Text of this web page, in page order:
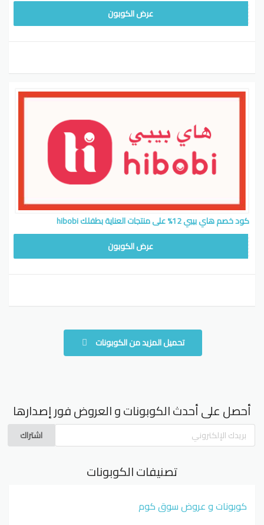
عرض الكوبون
كود خصم هاي بيبي 12% على منتجات العناية بطفلك hibobi
عرض الكوبون
تحميل المزيد من الكوبونات
أحصل على أحدث الكوبونات و العروض فور إصدارها
اشتراك
تصنيفات الكوبونات
كوبونات و عروض سوق كوم